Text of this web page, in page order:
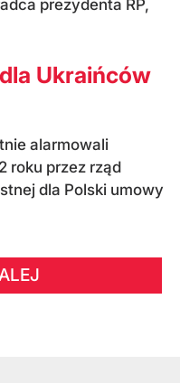
prezydenta RP,
Ukraińców
alarmowali
roku przez rząd
dla Polski umowy